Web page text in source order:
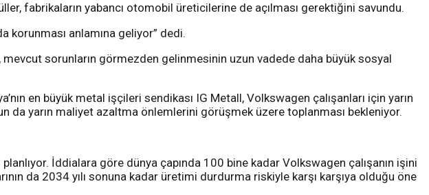
fabrikaların yabancı otomobil üreticilerine de açılması gerektiğini savundu.
korunması anlamına geliyor” dedi.
sorunların görmezden gelinmesinin uzun vadede daha büyük sosyal
en büyük metal işçileri sendikası IG Metall, Volkswagen çalışanları için yarın
da yarın maliyet azaltma önlemlerini görüşmek üzere toplanması bekleniyor.
İddialara göre dünya çapında 100 bine kadar Volkswagen çalışanın işini
da 2034 yılı sonuna kadar üretimi durdurma riskiyle karşı karşıya olduğu öne